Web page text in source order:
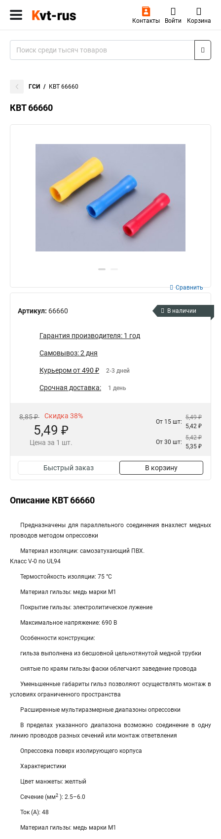
Контакты Войти Корзина
ГСИ КВТ 66660
КВТ 66660
Артикул: 66660
Сравнить
В наличии
Гарантия производителя: 1 год
Самовывоз: 2 дня
Курьером от 490 ₽ 2-3 дней
Срочная доставка: 1 день
8,85 ₽ Скидка 38%
5,49 ₽
Цена за 1 шт.
От 15 шт:
5,49 ₽
5,42 ₽
От 30 шт:
5,42 ₽
5,35 ₽
Быстрый заказ В корзину
Описание КВТ 66660
Предназначены для параллельного соединения внахлест медных
проводов методом опрессовки
Материал изоляции: самозатухающий ПВХ.
Класс V-0 по UL94
Термостойкость изоляции: 75 °C
Материал гильзы: медь марки М1
Покрытие гильзы: электролитическое лужение
Максимальное напряжение: 690 В
Особенности конструкции:
гильза выполнена из бесшовной цельнотянутой медной трубки
снятые по краям гильзы фаски облегчают заведение провода
Уменьшенные габариты гильз позволяют осуществлять монтаж в
условиях ограниченного пространства
Расширенные мультиразмерные диапазоны опрессовки
В пределах указанного диапазона возможно соединение в одну
линию проводов разных сечений или монтаж ответвления
Опрессовка поверх изолирующего корпуса
Характеристики
Цвет манжеты: желтый
Сечение (мм2 ): 2.5–6.0
Ток (А): 48
Материал гильзы: медь марки М1